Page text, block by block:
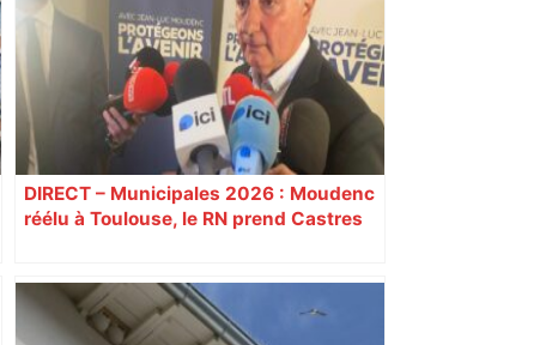
dynamique qui nous oblige à la
responsabilité" – Franceinfo
DIRECT – Municipales 2026 : Moudenc
réélu à Toulouse, le RN prend Castres